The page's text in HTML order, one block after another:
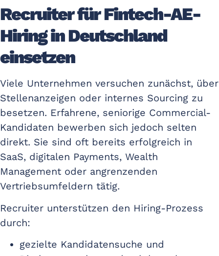
Recruiter für Fintech-AE-
Hiring in Deutschland
einsetzen
Viele Unternehmen versuchen zunächst, über
Stellenanzeigen oder internes Sourcing zu
besetzen. Erfahrene, seniorige Commercial-
Kandidaten bewerben sich jedoch selten
direkt. Sie sind oft bereits erfolgreich in
SaaS, digitalen Payments, Wealth
Management oder angrenzenden
Vertriebsumfeldern tätig.
Recruiter unterstützen den Hiring-Prozess
durch:
gezielte Kandidatensuche und